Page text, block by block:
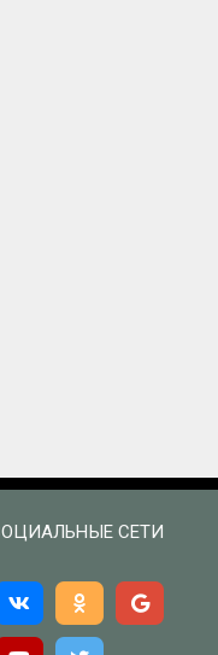
СЕТИ